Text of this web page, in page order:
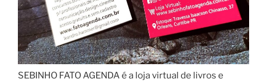
SEBINHO FATO AGENDA é a loja virtual de livros e